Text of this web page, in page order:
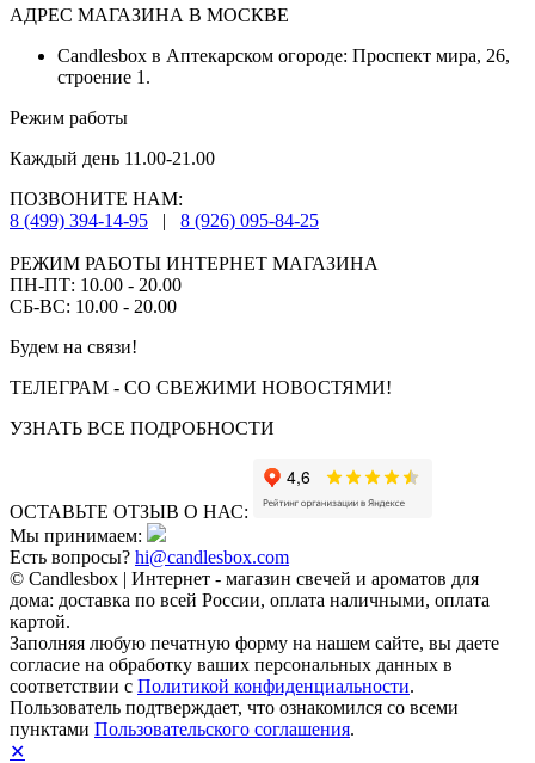
АДРЕС МАГАЗИНА В МОСКВЕ
Candlesbox в Аптекарском огороде: Проспект мира, 26,
строение 1.
Режим работы
Каждый день 11.00-21.00
ПОЗВОНИТЕ НАМ:
8 (499) 394-14-95
| 8 (926) 095-84-25
РЕЖИМ РАБОТЫ ИНТЕРНЕТ МАГАЗИНА
ПН-ПТ: 10.00 - 20.00
СБ-ВС: 10.00 - 20.00
Будем на связи!
ТЕЛЕГРАМ - СО СВЕЖИМИ НОВОСТЯМИ!
УЗНАТЬ ВСЕ ПОДРОБНОСТИ
ОСТАВЬТЕ ОТЗЫВ О НАС:
Мы принимаем:
Есть вопросы? hi@candlesbox.com
© Candlesbox | Интернет - магазин свечей и ароматов для
дома: доставка по всей России, оплата наличными, оплата
картой.
Заполняя любую печатную форму на нашем сайте, вы даете
согласие на обработку ваших персональных данных в
соответствии с Политикой конфиденциальности.
Пользователь подтверждает, что ознакомился со всеми
пунктами Пользовательского соглашения.
✕